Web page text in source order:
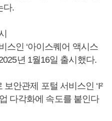
다.
스인 ‘아이스퀘어 액시스
년 1월16일 출시했다.
보안관제 포털 서비스인 ‘I²
다각화에 속도를 붙인다